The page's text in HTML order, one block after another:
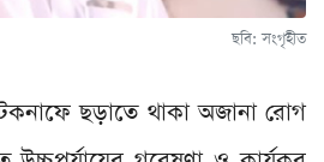
ছবি: সংগৃহীত
ছড়াতে থাকা অজানা রোগ